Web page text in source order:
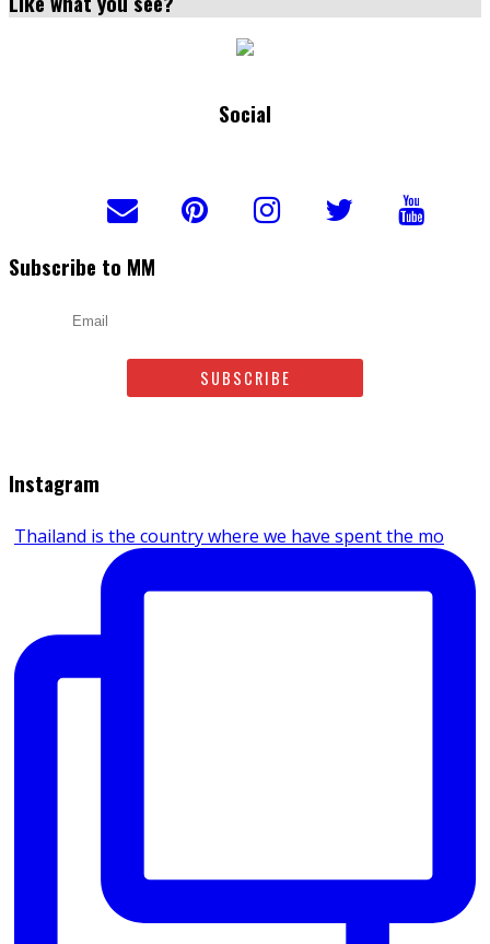
Social
Subscribe to MM
Email
Instagram
Thailand is the country where we have spent the mo